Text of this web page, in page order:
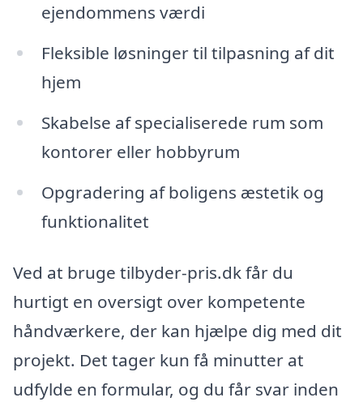
ejendommens værdi
Fleksible løsninger til tilpasning af dit
hjem
Skabelse af specialiserede rum som
kontorer eller hobbyrum
Opgradering af boligens æstetik og
funktionalitet
Ved at bruge tilbyder-pris.dk får du
hurtigt en oversigt over kompetente
håndværkere, der kan hjælpe dig med dit
projekt. Det tager kun få minutter at
udfylde en formular, og du får svar inden